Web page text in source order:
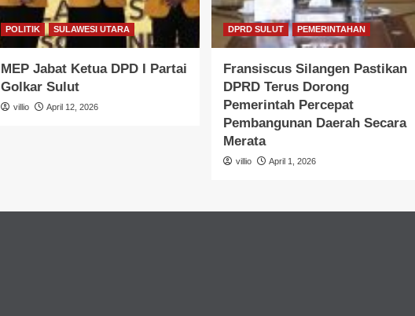
POLITIK SULAWESI UTARA
MEP Jabat Ketua DPD I Partai
Golkar Sulut
villio April 12, 2026
DPRD SULUT PEMERINTAHAN
Fransiscus Silangen Pastikan
DPRD Terus Dorong
Pemerintah Percepat
Pembangunan Daerah Secara
Merata
villio April 1, 2026